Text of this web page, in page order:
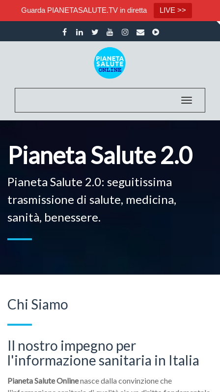
Guarda PIANETASALUTE.TV in diretta LIVE >>
Toggle
Pianeta Salute 2.0
Pianeta Salute 2.0: seguitissima
trasmissione di salute, medicina,
sanità, benessere.
Chi Siamo
Il nostro impegno per
l'informazione sanitaria in Italia
Pianeta Salute Onlinenasce dalla convinzione che